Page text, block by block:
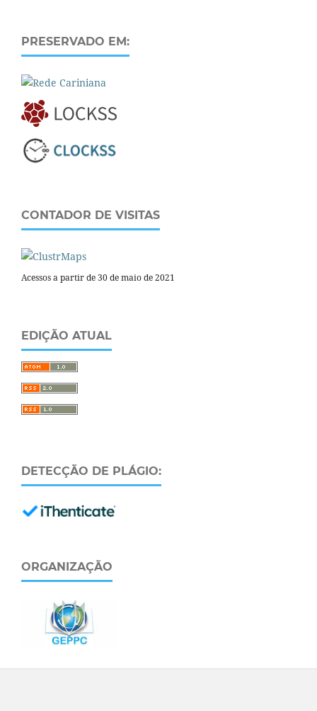
PRESERVADO EM:
CONTADOR DE VISITAS
Acessos a partir de 30 de maio de 2021
EDIÇÃO ATUAL
DETECÇÃO DE PLÁGIO:
ORGANIZAÇÃO